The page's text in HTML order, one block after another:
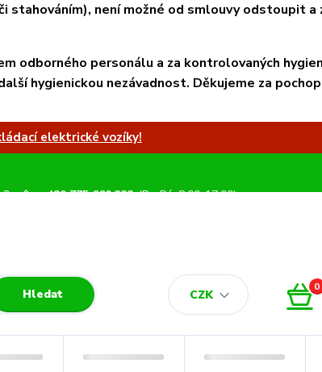
stahováním), není možné od smlouvy odstoupit a
odborného personálu a za kontrolovaných
hygienickou nezávadnost. Děkujeme za
elektrické vozíky!
CZK
Hledat
+420 775 660 333 (Po-Pá, 8:00-17:00)
0